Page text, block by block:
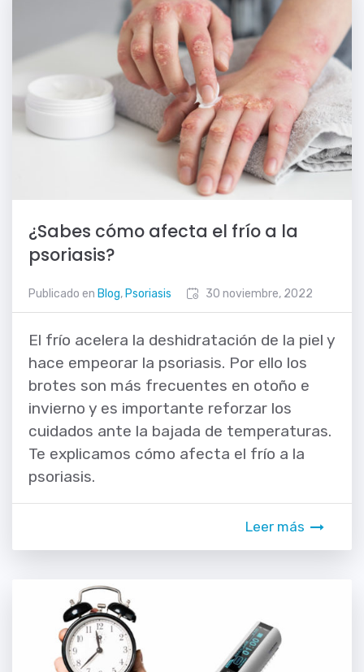
¿Sabes cómo afecta el frío a la
psoriasis?
30 noviembre, 2022
Publicado en Blog, Psoriasis
El frío acelera la deshidratación de la piel y
hace empeorar la psoriasis. Por ello los
brotes son más frecuentes en otoño e
invierno y es importante reforzar los
cuidados ante la bajada de temperaturas.
Te explicamos cómo afecta el frío a la
psoriasis.
Leer más